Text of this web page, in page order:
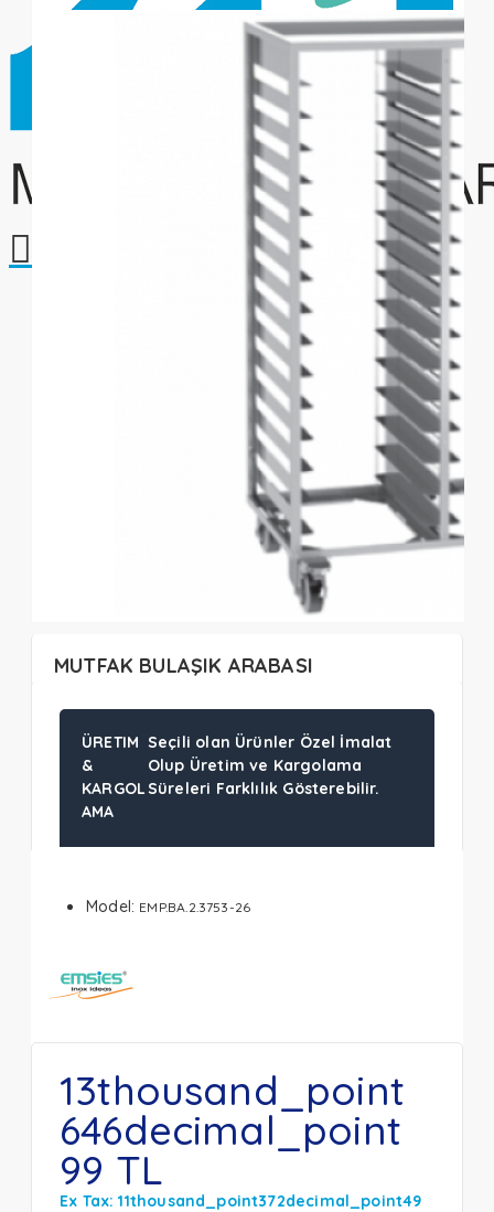
Your shopping cart is empty!
MUTFAK BULAŞIK ARABASI
ÜRETIM
&
KARGOL
AMA
Seçili olan Ürünler Özel İmalat
Olup Üretim ve Kargolama
Süreleri Farklılık Gösterebilir.
Model: EMP.BA.2.3753-26
13thousand_point
646decimal_point
99 TL
Ex Tax: 11thousand_point372decimal_point49